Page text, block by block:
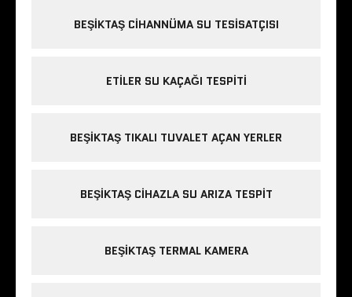
BEŞIKTAŞ CIHANNÜMA SU TESISATÇISI
ETILER SU KAÇAĞI TESPITI
BEŞIKTAŞ TIKALI TUVALET AÇAN YERLER
BEŞIKTAŞ CIHAZLA SU ARIZA TESPIT
BEŞIKTAŞ TERMAL KAMERA